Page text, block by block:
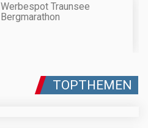
Werbespot Traunsee
Bergmarathon
TOPTHEMEN